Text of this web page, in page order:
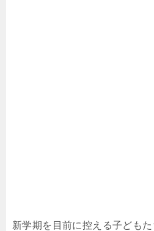
新学期を目前に控える子ども